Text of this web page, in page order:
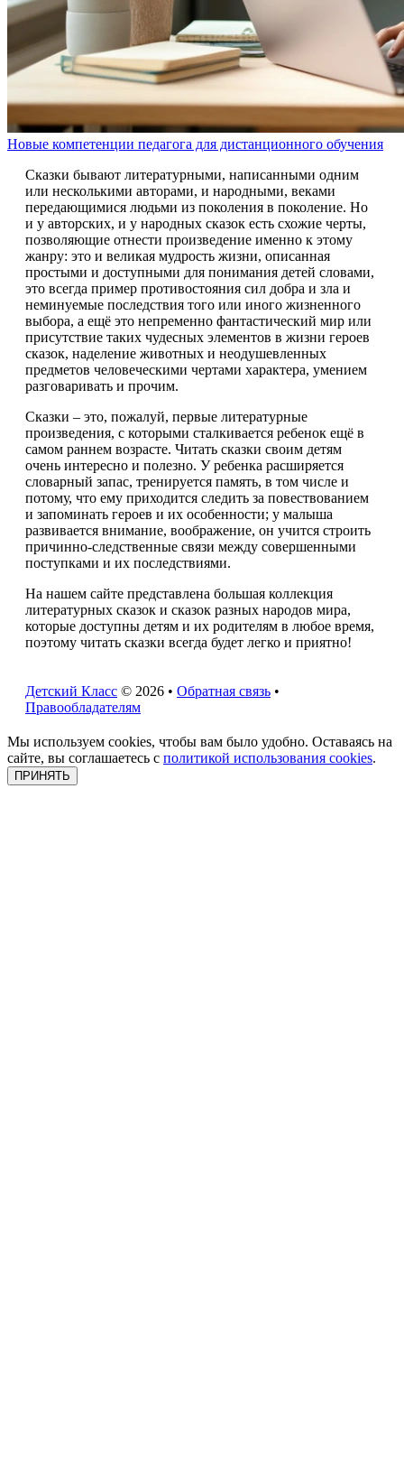
Новые компетенции педагога для дистанционного обучения
Сказки бывают литературными, написанными одним
или несколькими авторами, и народными, веками
передающимися людьми из поколения в поколение. Но
и у авторских, и у народных сказок есть схожие черты,
позволяющие отнести произведение именно к этому
жанру: это и великая мудрость жизни, описанная
простыми и доступными для понимания детей словами,
это всегда пример противостояния сил добра и зла и
неминуемые последствия того или иного жизненного
выбора, а ещё это непременно фантастический мир или
присутствие таких чудесных элементов в жизни героев
сказок, наделение животных и неодушевленных
предметов человеческими чертами характера, умением
разговаривать и прочим.
Сказки – это, пожалуй, первые литературные
произведения, с которыми сталкивается ребенок ещё в
самом раннем возрасте. Читать сказки своим детям
очень интересно и полезно. У ребенка расширяется
словарный запас, тренируется память, в том числе и
потому, что ему приходится следить за повествованием
и запоминать героев и их особенности; у малыша
развивается внимание, воображение, он учится строить
причинно-следственные связи между совершенными
поступками и их последствиями.
На нашем сайте представлена большая коллекция
литературных сказок и сказок разных народов мира,
которые доступны детям и их родителям в любое время,
поэтому читать сказки всегда будет легко и приятно!
Детский Класс © 2026 • Обратная связь •
Правообладателям
Мы используем cookies, чтобы вам было удобно. Оставаясь на
сайте, вы соглашаетесь с политикой использования cookies.
ПРИНЯТЬ